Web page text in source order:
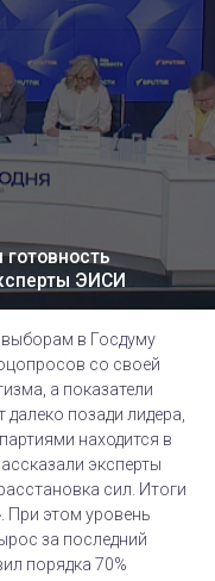
ЭИСИ
в Госдуму
со своей
а показатели
позади лидера,
находится в
эксперты
сил. Итоги
При этом уровень
за последний
порядка 70%